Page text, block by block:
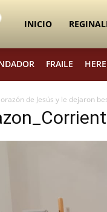
Padre
Toro
INICIO
FRAILE
de Jesús y le dejaron